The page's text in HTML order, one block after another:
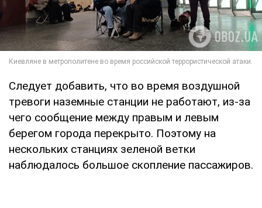
Следует добавить, что во время воздушной
тревоги наземные станции не работают, из-за
чего сообщение между правым и левым
берегом города перекрыто. Поэтому на
нескольких станциях зеленой ветки
наблюдалось большое скопление пассажиров.